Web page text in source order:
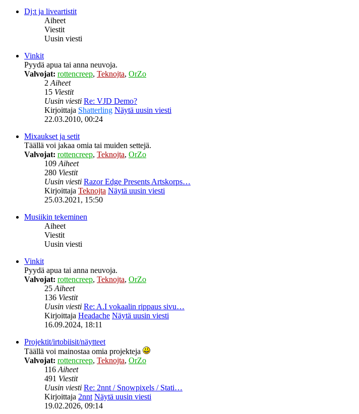
Dj:t ja liveartistit
Aiheet
Viestit
Uusin viesti
Vinkit
Pyydä apua tai anna neuvoja.
Valvojat: rottencreep, Teknojta, OrZo
2Aiheet
15 Viestit
Uusin viesti Re: VJD Demo?
Kirjoittaja Shatterling Näytä uusin viesti
22.03.2010, 00:24
Mixaukset ja setit
Täällä voi jakaa omia tai muiden settejä.
Valvojat: rottencreep, Teknojta, OrZo
109Aiheet
280 Viestit
Uusin viesti Razor Edge Presents Artskorps…
Kirjoittaja Teknojta Näytä uusin viesti
25.03.2021, 15:50
Musiikin tekeminen
Aiheet
Viestit
Uusin viesti
Vinkit
Pyydä apua tai anna neuvoja.
Valvojat: rottencreep, Teknojta, OrZo
25Aiheet
136 Viestit
Uusin viesti Re: A.I vokaalin rippaus sivu…
Kirjoittaja Headache Näytä uusin viesti
16.09.2024, 18:11
Projektit/irtobiisit/näytteet
Täällä voi mainostaa omia projekteja
Valvojat: rottencreep, Teknojta, OrZo
116Aiheet
491 Viestit
Uusin viesti Re: 2nnt / Snowpixels / Stati…
Kirjoittaja 2nnt Näytä uusin viesti
19.02.2026, 09:14